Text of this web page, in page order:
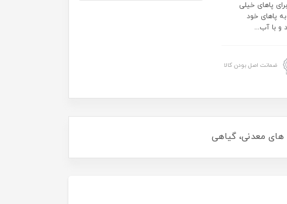
پاهای خیلی
خشک • با روغن هسته زردآلو با ماسک مروارید حمام Balea Urea به پاهای خود
ضمانت اصل بودن کالا
های معدنی، گیاهی